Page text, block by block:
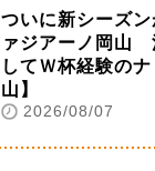
ついに新シーズ
ァジアーノ岡山
してＷ杯経験の
山】
2026/08/07